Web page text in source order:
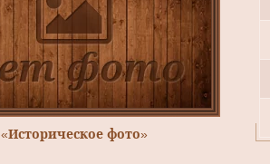
«Историческое фото»